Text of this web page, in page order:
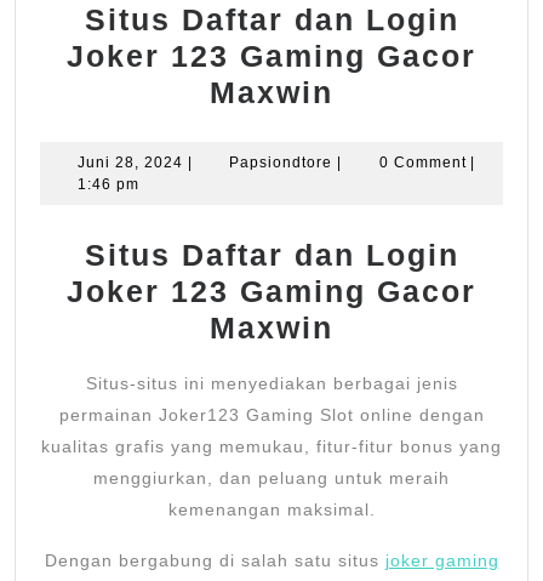
Situs Daftar dan Login
Joker 123 Gaming Gacor
Maxwin
dan
Joker
123
Gaming
Maxwin
Juni 28, 2024 Juni
Papsiondtore Papsiondtore
0 Comment
1:46 pm
Situs Daftar dan Login
Joker 123 Gaming Gacor
Maxwin
Situs-situs ini menyediakan berbagai jenis
permainan Joker123 Gaming Slot online dengan
kualitas grafis yang memukau, fitur-fitur bonus yang
menggiurkan, dan peluang untuk meraih
kemenangan maksimal.
Dengan bergabung di salah satu situs joker gaming